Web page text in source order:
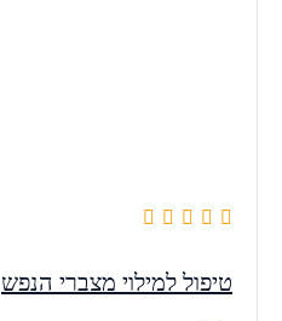
טיפול למילוי מצברי הנפש